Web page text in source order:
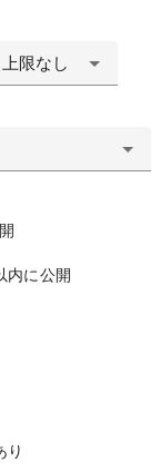
上限なし
内に公開
り